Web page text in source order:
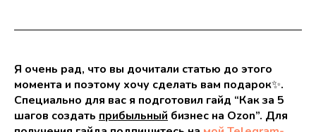
Я очень рад, что вы дочитали статью до этого
момента и поэтому хочу сделать вам подарок✨.
Специально для вас я подготовил гайд “Как за 5
шагов создать прибыльный бизнес на Ozon”. Для